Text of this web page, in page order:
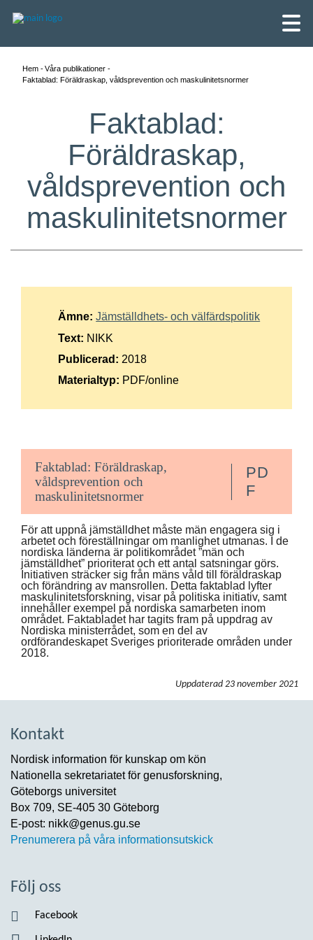
Íslenska
Hem
Våra publikationer
Faktablad: Föräldraskap, våldsprevention och maskulinitetsnormer
Faktablad:
Föräldraskap,
våldsprevention och
maskulinitetsnormer
För att uppnå jämställdhet måste män engagera sig i
arbetet och föreställningar om manlighet utmanas. I de
nordiska länderna är politikområdet ”män och
jämställdhet” prioriterat och ett antal satsningar görs.
Initiativen sträcker sig från mäns våld till föräldraskap
och förändring av mansrollen. Detta faktablad lyfter
maskulinitetsforskning, visar på politiska initiativ, samt
innehåller exempel på nordiska samarbeten inom
området. Faktabladet har tagits fram på uppdrag av
Nordiska ministerrådet, som en del av
ordförandeskapet Sveriges prioriterade områden under
2018.
Faktablad: Föräldraskap,
våldsprevention och
maskulinitetsnormer
PD
F
Ämne: Jämställdhets- och välfärdspolitik
Text: NIKK
Publicerad: 2018
Materialtyp: PDF/online
Uppdaterad 23 november 2021
Kontakt
Nordisk information för kunskap om kön
Nationella sekretariatet för genusforskning,
Göteborgs universitet
Box 709, SE-405 30 Göteborg
E-post: nikk@genus.gu.se
Prenumerera på våra informationsutskick
Följ oss
Facebook